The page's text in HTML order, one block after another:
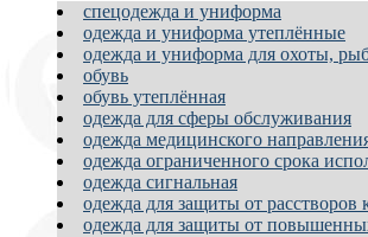
спецодежда и униформа
одежда и униформа утеплённые
одежда и униформа для охоты,
обувь
обувь утеплённая
одежда для сферы обслуживания
одежда медицинского
одежда ограниченного срока
одежда сигнальная
одежда для защиты от расстворов
одежда для защиты от